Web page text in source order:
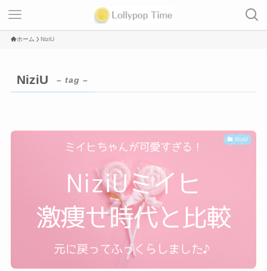
ホーム NiziU
NiziU – tag –
NiziU